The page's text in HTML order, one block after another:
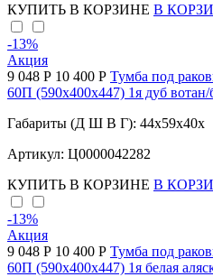
КУПИТЬ В КОРЗИНЕ В
-13%
Акция
9 048 Р 10 400 Р Тумба под
60П (590х400х447) 1я дуб
Габариты (Д Ш В Г): 44x59x40x
Артикул: Ц0000042282
КУПИТЬ В КОРЗИНЕ В
-13%
Акция
9 048 Р 10 400 Р Тумба под
60П (590х400х447) 1я белая